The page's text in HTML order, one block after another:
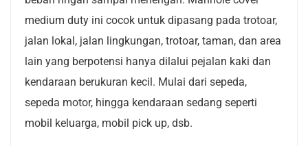
medium duty ini cocok untuk dipasang pada trotoar,
jalan lokal, jalan lingkungan, trotoar, taman, dan area
lain yang berpotensi hanya dilalui pejalan kaki dan
kendaraan berukuran kecil. Mulai dari sepeda,
sepeda motor, hingga kendaraan sedang seperti
mobil keluarga, mobil pick up, dsb.